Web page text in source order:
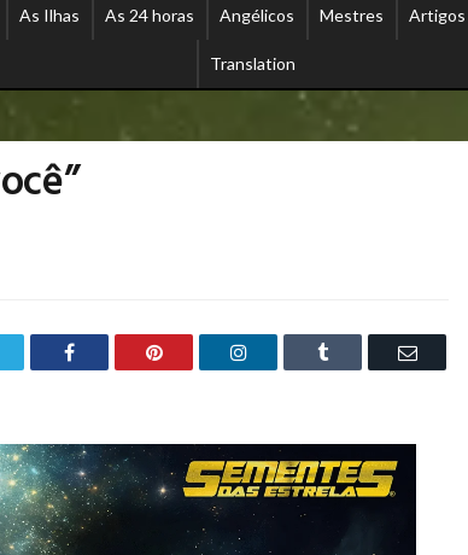
As Ilhas As 24 horas Angélicos Mestres Artigos
Translation
Facebook Pinterest LinkedIn Tumblr Email